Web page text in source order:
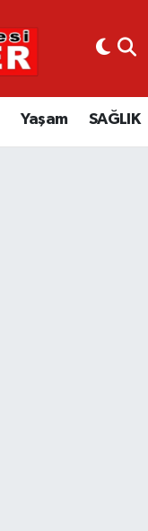
Yaşam SAĞLIK